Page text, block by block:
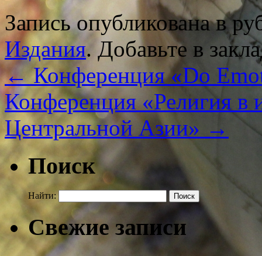
Запись опубликована в
Издания. Добавьте в
←Конференция «Do
Конференция «Религия в
Центральной Азии» →
Поиск
Найти:
Свежие записи